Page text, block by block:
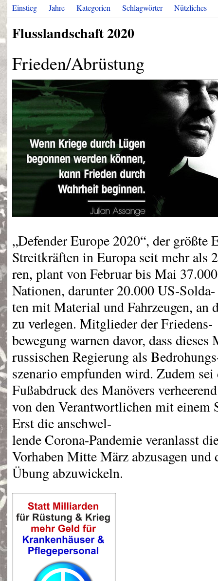
Einstieg Jahre Kategorien Schlagwörter Nützliches
Flusslandschaft 2020
Frieden/Abrüstung
„Defender Europe 2020“, der größte
Streitkräften in Europa seit mehr als
ren, plant von Februar bis Mai
Nationen, darunter 20.000 US-Solda-
ten mit Material und Fahrzeugen, an
zu verlegen. Mitglieder der Friedens-
bewegung warnen davor, dass
russischen Regierung als
szenario empfunden wird. Zudem
Fußabdruck des Manövers
von den Verantwortlichen mit einem
Erst die anschwel-
lende Corona-Pandemie veranlasst
Vorhaben Mitte März abzusagen und
Übung abzuwickeln.